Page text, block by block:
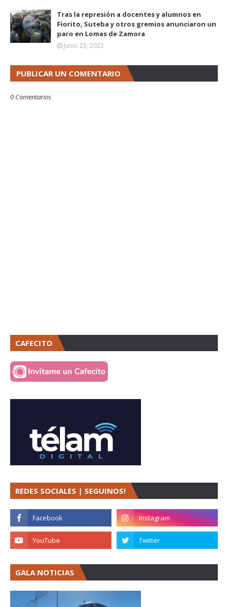
Tras la represión a docentes y alumnos en
Fiorito, Suteba y otros gremios anunciaron un
paro en Lomas de Zamora
Junio 23, 2022
PUBLICAR UN COMENTARIO
0 Comentarios
CAFECITO
REDES SOCIALES | SEGUINOS!
GALA NOTICIAS